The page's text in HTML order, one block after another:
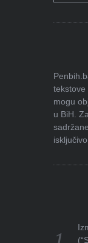
tekstove
mogu
u BiH.